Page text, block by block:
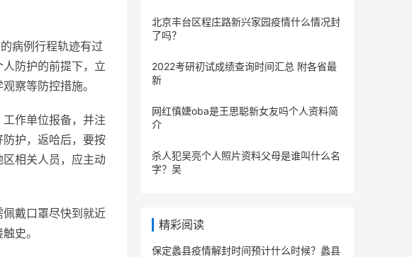
病例行程轨迹有过
防护的前提下，立
察等防控措施。
作单位报备，并注
护，返哈后，要按
相关人员，应主动
戴口罩尽快到就近
史。
北京丰台区程庄路新兴家园疫情什么情况封
了吗？
2022考研初试成绩查询时间汇总 附各省最
新
网红慎婕oba是王思聪新女友吗个人资料简
介
杀人犯吴亮个人照片资料父母是谁叫什么名
字？吴
精彩阅读
保定蠡县疫情解封时间预计什么时候？蠡县